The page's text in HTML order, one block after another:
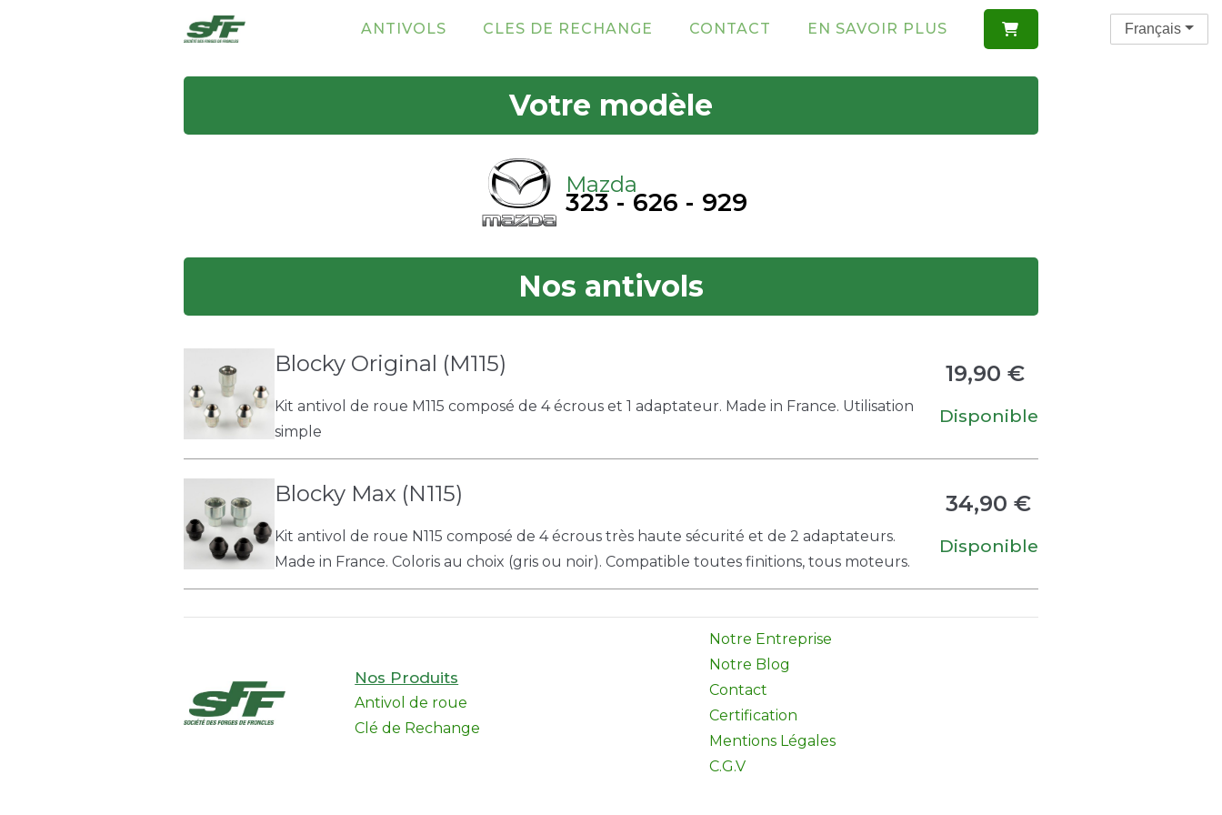
ANTIVOLS CLES DE RECHANGE CONTACT EN SAVOIR PLUS 
Votre modèle
Mazda
323 - 626 - 929
Nos antivols
Blocky Original (M115)
Kit antivol de roue M115 composé de 4 écrous et 1 adaptateur. Made in France. Utilisation
simple
19,90 €
Disponible
Blocky Max (N115)
Kit antivol de roue N115 composé de 4 écrous très haute sécurité et de 2 adaptateurs.
Made in France. Coloris au choix (gris ou noir). Compatible toutes finitions, tous moteurs.
34,90 €
Disponible
Nos Produits
Antivol de roue
Clé de Rechange
Notre Entreprise
Notre Blog
Contact
Certification
Mentions Légales
C.G.V
Français